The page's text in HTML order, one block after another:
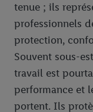
tenue ; ils
professionnels
protection,
Souvent sous-
travail est
performance et
portent. Ils